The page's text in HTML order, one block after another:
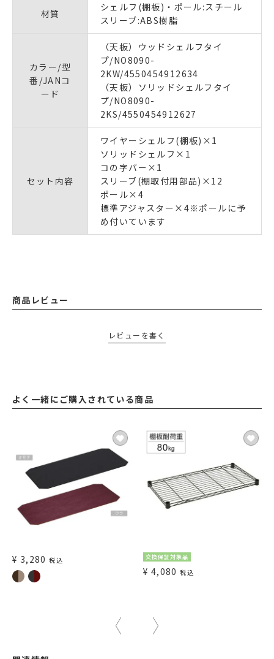
材質
シェルフ(棚板)・ポール:スチール
スリーブ:ABS樹脂
カラー/型
番/JANコ
ード
（天板）ウッドシェルフタイ
プ/NO8090-
2KW/4550454912634
（天板）ソリッドシェルフタイ
プ/NO8090-
2KS/4550454912627
セット内容
ワイヤーシェルフ(棚板)×1
ソリッドシェルフ×1
コの字バー×1
スリーブ(棚取付用部品)×12
ポール×4
標準アジャスター×4※ポールに予
め付いています
商品レビュー
レビューを書く
よく一緒にご購入されている商品
¥ 3,280 税込 交換保証対象品
¥ 4,080 税込